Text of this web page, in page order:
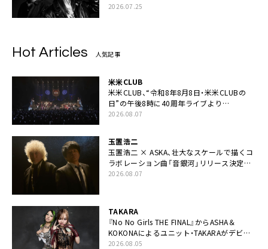
2026.07.25
Hot Articles 人気記事
米米CLUB
米米CLUB、“令和8年8月8日・米米CLUBの
日”の午後8時に40周年ライブより
「FANtachy medley」を88年限定公開
2026.08.07
玉置浩二
玉置浩二 × ASKA、壮大なスケールで描くコ
ラボレーション曲「音銀河」リリース決定。
カップリングには新曲「命の宿り」収録も
2026.08.07
TAKARA
『No No Girls THE FINAL』からASHA＆
KOKONAによるユニット・TAKARAがデビュ
ー
2026.08.05